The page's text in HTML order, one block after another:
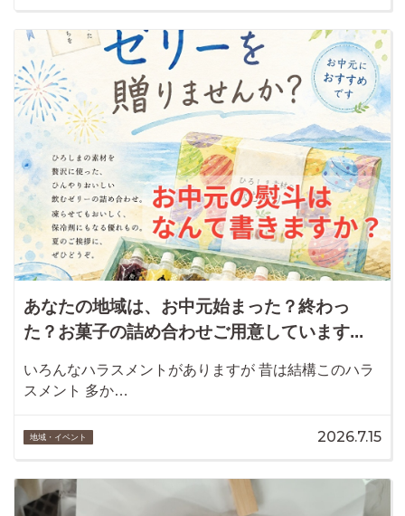
あなたの地域は、お中元始まった？終わっ
た？お菓子の詰め合わせご用意しています...
いろんなハラスメントがありますが 昔は結構このハラ
スメント 多か…
地域・イベント 2026.7.15